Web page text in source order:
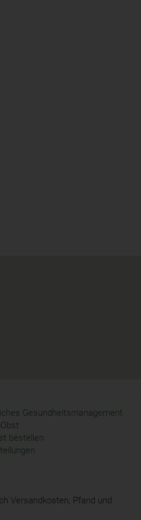
Gesundheitsmanagement
bestellen
Versandkosten, Pfand und